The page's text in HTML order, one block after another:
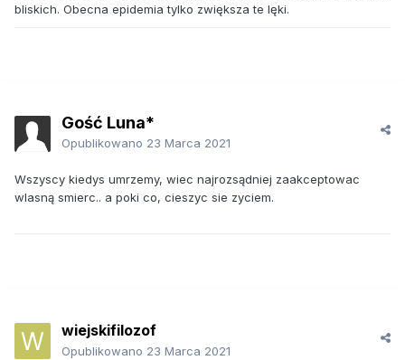
bliskich. Obecna epidemia tylko zwiększa te lęki.
Gość Luna*
Opublikowano 23 Marca 2021
Wszyscy kiedys umrzemy, wiec najrozsądniej zaakceptowac
wlasną smierc.. a poki co, cieszyc sie zyciem.
wiejskifilozof
Opublikowano 23 Marca 2021